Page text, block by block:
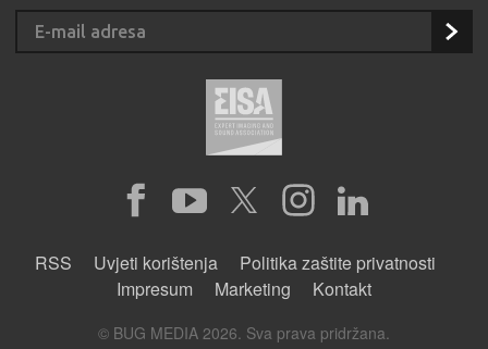
RSS Uvjeti korištenja
Politika zaštite privatnosti
Impresum
Marketing Kontakt
© BUG MEDIA 2026. Sva prava pridržana.